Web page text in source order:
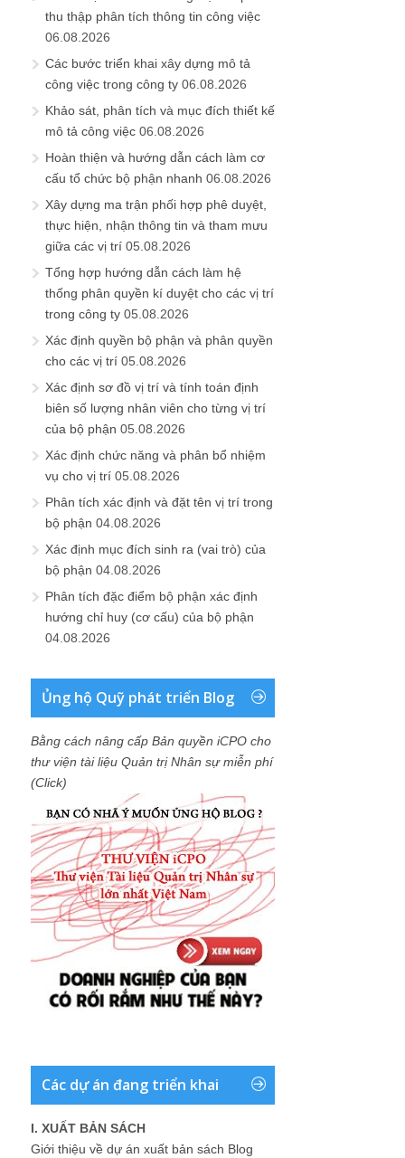
thu thập phân tích thông tin công việc
06.08.2026
Các bước triển khai xây dựng mô tả
công việc trong công ty 06.08.2026
Khảo sát, phân tích và mục đích thiết kế
mô tả công việc 06.08.2026
Hoàn thiện và hướng dẫn cách làm cơ
cấu tổ chức bộ phận nhanh 06.08.2026
Xây dựng ma trận phối hợp phê duyệt,
thực hiện, nhận thông tin và tham mưu
giữa các vị trí 05.08.2026
Tổng hợp hướng dẫn cách làm hệ
thống phân quyền kí duyệt cho các vị trí
trong công ty 05.08.2026
Xác định quyền bộ phận và phân quyền
cho các vị trí 05.08.2026
Xác định sơ đồ vị trí và tính toán định
biên số lượng nhân viên cho từng vị trí
của bộ phận 05.08.2026
Xác định chức năng và phân bổ nhiệm
vụ cho vị trí 05.08.2026
Phân tích xác định và đặt tên vị trí trong
bộ phận 04.08.2026
Xác định mục đích sinh ra (vai trò) của
bộ phận 04.08.2026
Phân tích đặc điểm bộ phận xác định
hướng chỉ huy (cơ cấu) của bộ phận
04.08.2026
Ủng hộ Quỹ phát triển Blog
Bằng cách nâng cấp Bản quyền iCPO cho
thư viện tài liệu Quản trị Nhân sự miễn phí
(Click)
Các dự án đang triển khai
I. XUẤT BẢN SÁCH
Giới thiệu về dự án xuất bản sách Blog